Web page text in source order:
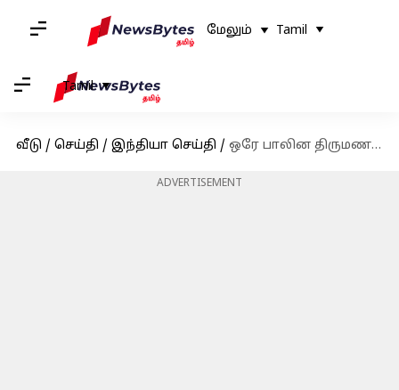
மேலும் Tamil
Tamil
வீடு / செய்தி / இந்தியா செய்தி / ஒரே பாலின திருமணங்கள் பற்றி மாநிலங்கள் என்ன நினைக்கிறது: மத்திய அரசு கேள்வி
ADVERTISEMENT